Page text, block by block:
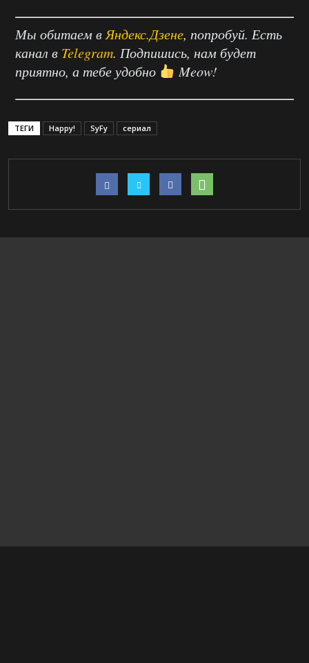
Мы обитаем в Яндекс.Дзене, попробуй. Есть
канал в Telegram. Подпишись, нам будет
приятно, а тебе удобно
Meow!
ТЕГИ Happy! SyFy сериал